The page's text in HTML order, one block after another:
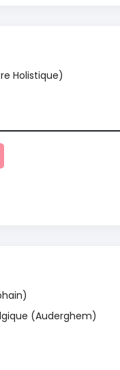
Holistique)
(Auderghem)